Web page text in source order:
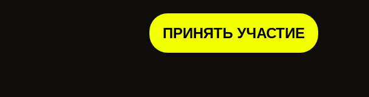
ПРИНЯТЬ УЧАСТИЕ